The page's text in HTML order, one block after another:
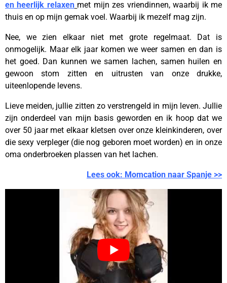
en heerlijk relaxen met mijn zes vriendinnen, waarbij ik me
thuis en op mijn gemak voel. Waarbij ik mezelf mag zijn.
Nee, we zien elkaar niet met grote regelmaat. Dat is
onmogelijk. Maar elk jaar komen we weer samen en dan is
het goed. Dan kunnen we samen lachen, samen huilen en
gewoon stom zitten en uitrusten van onze drukke,
uiteenlopende levens.
Lieve meiden, jullie zitten zo verstrengeld in mijn leven. Jullie
zijn onderdeel van mijn basis geworden en ik hoop dat we
over 50 jaar met elkaar kletsen over onze kleinkinderen, over
die sexy verpleger (die nog geboren moet worden) en in onze
oma onderbroeken plassen van het lachen.
Lees ook: Momcation naar Spanje >>